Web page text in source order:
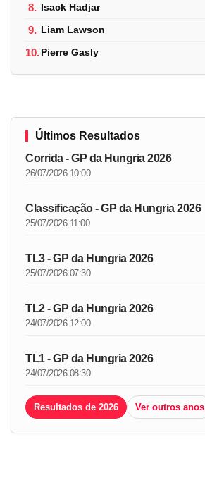
8. Isack Hadjar
9. Liam Lawson
10.Pierre Gasly
Últimos Resultados
Corrida - GP da Hungria 2026
26/07/2026 10:00
Classificação - GP da Hungria 2026
25/07/2026 11:00
TL3 - GP da Hungria 2026
25/07/2026 07:30
TL2 - GP da Hungria 2026
24/07/2026 12:00
TL1 - GP da Hungria 2026
24/07/2026 08:30
Resultados de 2026 Ver outros anos